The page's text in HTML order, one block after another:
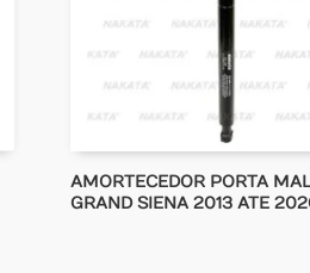
AMORTECEDOR PORTA
GRAND SIENA 2013 ATE